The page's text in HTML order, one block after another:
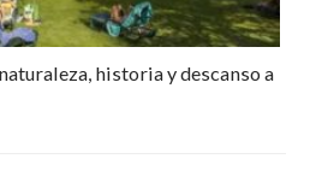
historia y descanso a